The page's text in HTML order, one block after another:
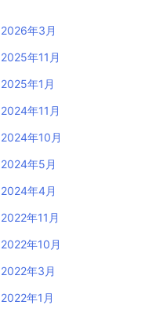
2026年3月
2025年11月
2025年1月
2024年11月
2024年10月
2024年5月
2024年4月
2022年11月
2022年10月
2022年3月
2022年1月